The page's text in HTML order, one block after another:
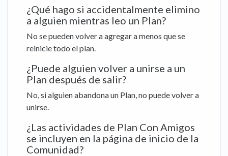
¿Qué hago si accidentalmente elimino
a alguien mientras leo un Plan?
No se pueden volver a agregar a menos que se
reinicie todo el plan.
¿Puede alguien volver a unirse a un
Plan después de salir?
No, si alguien abandona un Plan, no puede volver a
unirse.
¿Las actividades de Plan Con Amigos
se incluyen en la página de inicio de la
Comunidad?